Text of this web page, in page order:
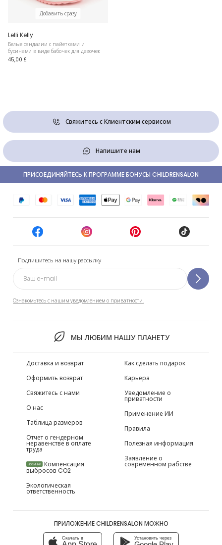
Добавить сразу
Lelli Kelly
Белые сандалии с пайетками и
бусинами в виде бабочек для девочек
45,00 £
Свяжитесь с Клиентским сервисом
Напишите нам
Подпишитесь на нашу рассылку
Ознакомьтесь с нашим уведомлением о приватности.
МЫ ЛЮБИМ НАШУ ПЛАНЕТУ
ПРИСОЕДИНЯЙТЕСЬ К ПРОГРАММЕ БОНУСЫ CHILDRENSALON
Доставка и возврат
Оформить возврат
Свяжитесь с нами
О нас
Таблица размеров
Отчет о гендерном
неравенстве в оплате
труда
НОВИНКИ Компенсация
выбросов CO2
Экологическая
ответственность
Как сделать подарок
Карьера
Уведомление о
приватности
Применение ИИ
Правила
Полезная информация
Заявление о
современном рабстве
ПРИЛОЖЕНИЕ CHILDRENSALON МОЖНО
Скачать в Установить через